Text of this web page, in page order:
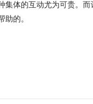
集体的互动尤为可贵。
助的。